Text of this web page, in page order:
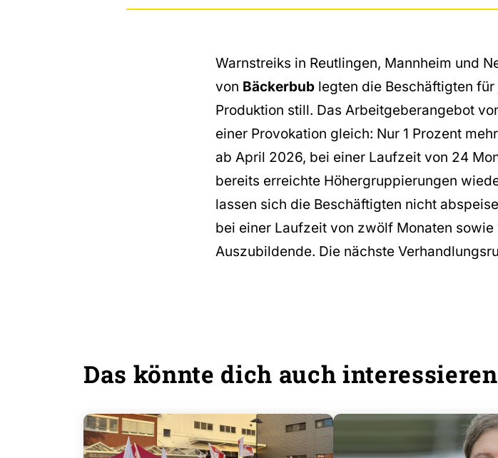
Warnstreiks in Reutlingen, Mannheim und
von Bäckerbub legten die Beschäftigten
Produktion still. Das Arbeitgeberangebot
einer Provokation gleich: Nur 1 Prozent
ab April 2026, bei einer Laufzeit von 24
bereits erreichte Höhergruppierungen
lassen sich die Beschäftigten nicht
bei einer Laufzeit von zwölf Monaten sowie
Auszubildende. Die nächste
Das könnte dich auch